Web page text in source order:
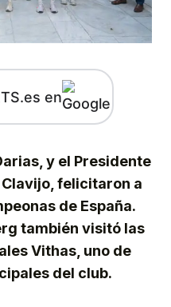
en
y el Presidente
felicitaron a
de España.
también visitó las
Vithas, uno de
del club.